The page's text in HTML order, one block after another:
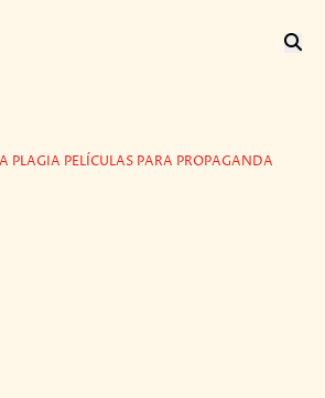
PLAGIA PELÍCULAS PARA PROPAGANDA